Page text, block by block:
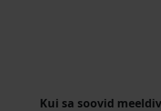
Kui sa soovid